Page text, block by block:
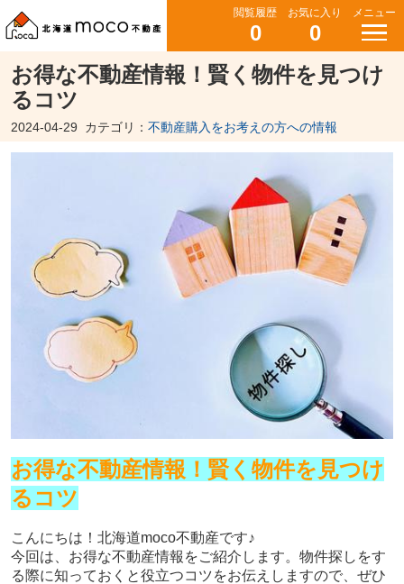
閲覧履歴
0
お気に入り
0
メニュー
お得な不動産情報！賢く物件を見つけ
るコツ
2024-04-29 カテゴリ： 不動産購入をお考えの方への情報
お得な不動産情報！賢く物件を見つけ
るコツ
こんにちは！北海道moco不動産です♪
今回は、お得な不動産情報をご紹介します。物件探しをす
る際に知っておくと役立つコツをお伝えしますので、ぜひ